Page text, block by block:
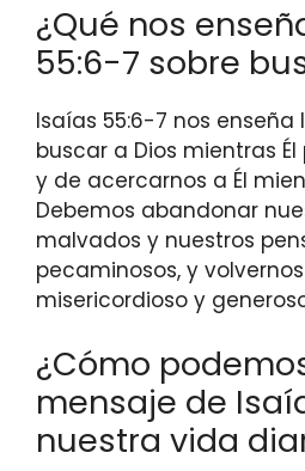
¿Qué nos
55:6-7 sobre
Isaías 55:6-7 nos
buscar a Dios mientras
y de acercarnos a Él
Debemos abandonar
malvados y nuestros
pecaminosos, y
misericordioso y
¿Cómo
mensaje de
nuestra vida